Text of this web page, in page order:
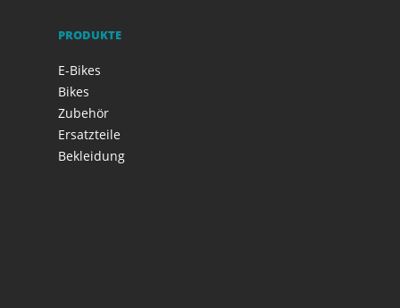
PRODUKTE
E-Bikes
Bikes
Zubehör
Ersatzteile
Bekleidung